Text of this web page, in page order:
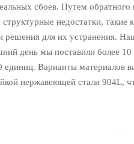
сбоев. Путем обратного
недостатки, такие
решения для их устранения.
день мы поставили более
Варианты материалов
нержавеющей стали 904L,